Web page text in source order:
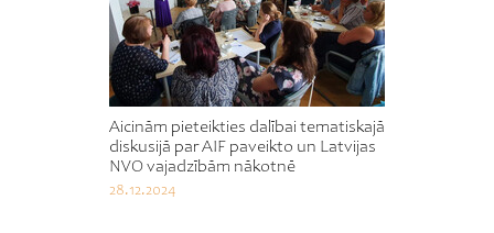
Aicinām pieteikties dalībai tematiskajā
diskusijā par AIF paveikto un Latvijas
NVO vajadzībām nākotnē
28.12.2024